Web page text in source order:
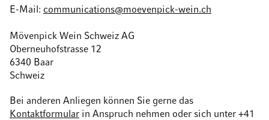
E-Mail: communications@moevenpick-wein.ch
Mövenpick Wein Schweiz AG
Oberneuhofstrasse 12
6340 Baar
Schweiz
Bei anderen Anliegen können Sie gerne das
Kontaktformular in Anspruch nehmen oder sich unter +41